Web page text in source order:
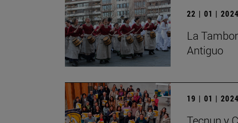
22 | 01 | 2024
La
Antiguo
19 | 01 | 2024